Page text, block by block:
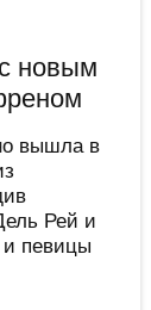
новым
вышла в
Рей и
певицы